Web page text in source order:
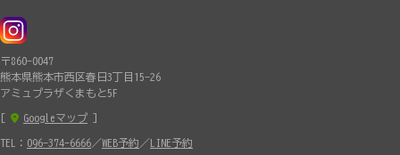
〒860-0047
熊本県熊本市西区春日3丁目15-26
アミュプラザくまもと5F
[ Googleマップ ]
TEL： 096-374-6666 ／WEB予約 ／LINE予約